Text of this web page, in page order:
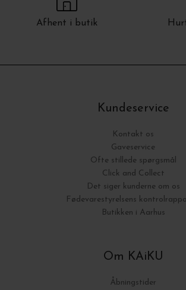
Afhent i butik
Kundeservice
Kontakt os
Gaveservice
Ofte stillede spørgsmål
Click and Collect
Det siger kunderne om os
Fødevarestyrelsens
Butikken i Aarhus
Om KAiKU
Åbningstider